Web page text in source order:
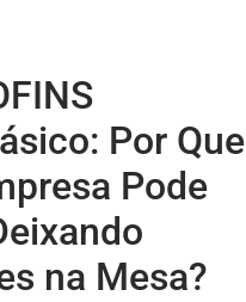
Por Que
Pode
na Mesa?